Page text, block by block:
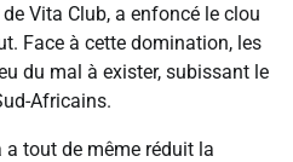
Vita Club, a enfoncé le clou
Face à cette domination, les
du mal à exister, subissant le
Africains.
a tout de même réduit la